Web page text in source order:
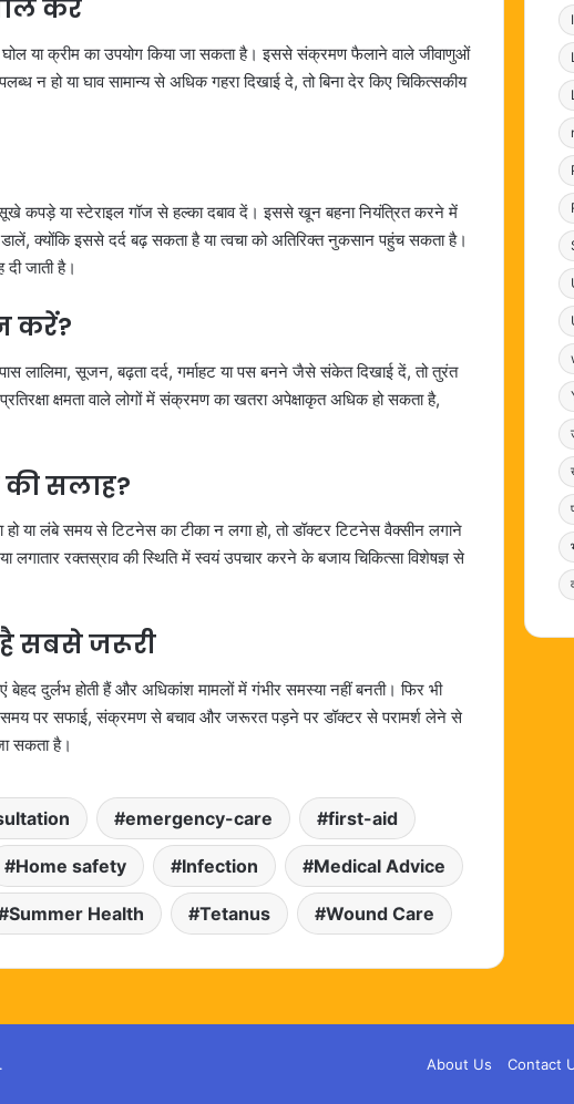
करें
घोल या क्रीम का उपयोग किया जा सकता है। इससे संक्रमण फैलाने वाले जीवाणुओं
न हो या घाव सामान्य से अधिक गहरा दिखाई दे, तो बिना देर किए चिकित्सकीय
कपड़े या स्टेराइल गॉज से हल्का दबाव दें। इससे खून बहना नियंत्रित करने में
क्योंकि इससे दर्द बढ़ सकता है या त्वचा को अतिरिक्त नुकसान पहुंच सकता है।
जाती है।
करें?
लालिमा, सूजन, बढ़ता दर्द, गर्माहट या पस बनने जैसे संकेत दिखाई दें, तो तुरंत
क्षमता वाले लोगों में संक्रमण का खतरा अपेक्षाकृत अधिक हो सकता है,
की सलाह?
हो या लंबे समय से टिटनेस का टीका न लगा हो, तो डॉक्टर टिटनेस वैक्सीन लगाने
रक्तस्राव की स्थिति में स्वयं उपचार करने के बजाय चिकित्सा विशेषज्ञ से
है सबसे जरूरी
दुर्लभ होती हैं और अधिकांश मामलों में गंभीर समस्या नहीं बनती। फिर भी
समय पर सफाई, संक्रमण से बचाव और जरूरत पड़ने पर डॉक्टर से परामर्श लेने से
सकता है।
emergency-care first-aid
Home safety Infection Medical Advice
Summer Health Tetanus Wound Care
About Us Contact